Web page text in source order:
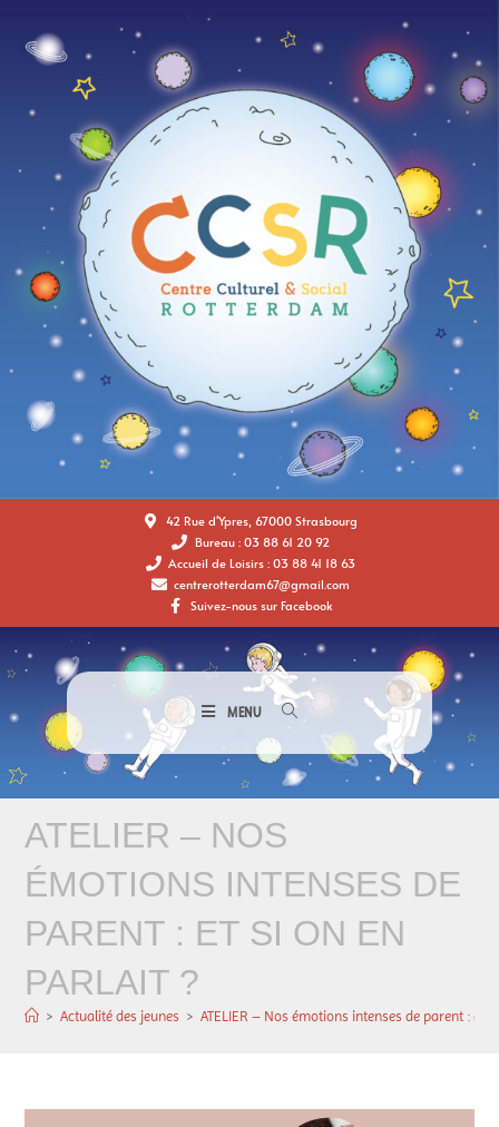
42 Rue d'Ypres, 67000 Strasbourg
Bureau : 03 88 61 20 92
Accueil de Loisirs : 03 88 41 18 63
centrerotterdam67@gmail.com
Suivez-nous sur Facebook
MENU
ATELIER – NOS
ÉMOTIONS INTENSES DE
PARENT : ET SI ON EN
PARLAIT ?
> Actualité des jeunes > ATELIER – Nos émotions intenses de parent : et